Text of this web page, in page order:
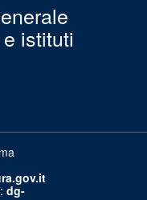
istituti
dg-